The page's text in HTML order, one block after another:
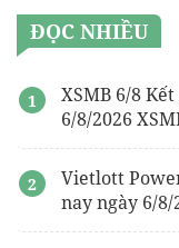
ĐỌC NHIỀU
XSMB 6/8
6/8/2026
Vietlott
nay ngày 6/8/